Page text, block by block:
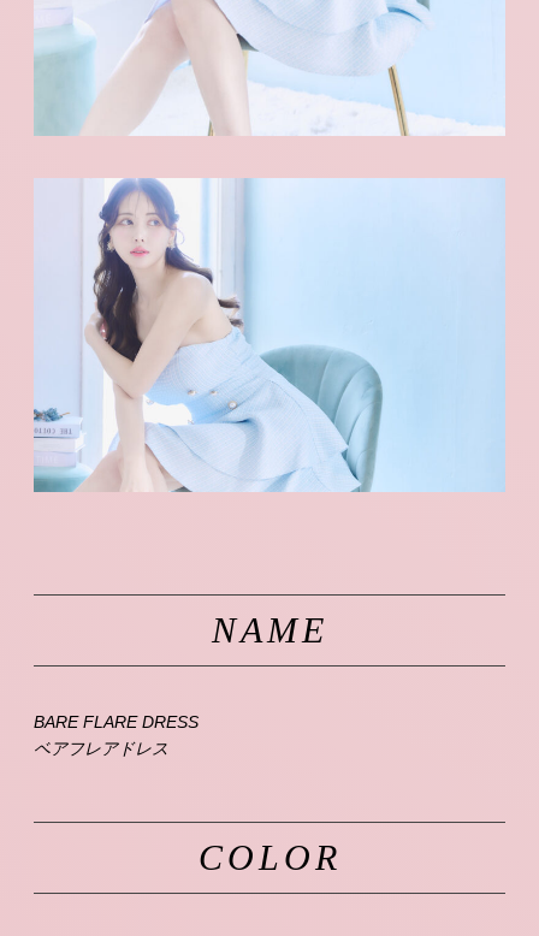
NAME
BARE FLARE DRESS
ベアフレアドレス
COLOR